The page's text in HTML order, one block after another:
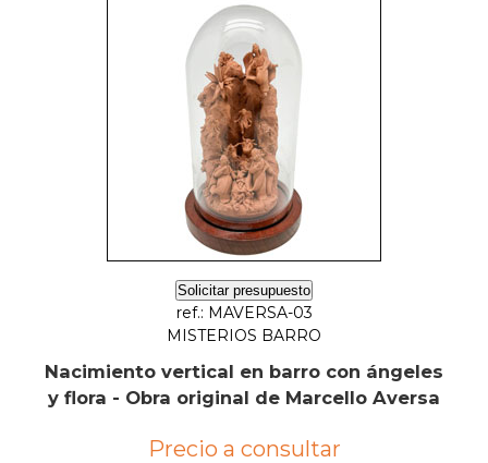
Solicitar presupuesto
ref.: MAVERSA-03
MISTERIOS BARRO
Nacimiento vertical en barro con ángeles
y flora - Obra original de Marcello Aversa
Precio a consultar